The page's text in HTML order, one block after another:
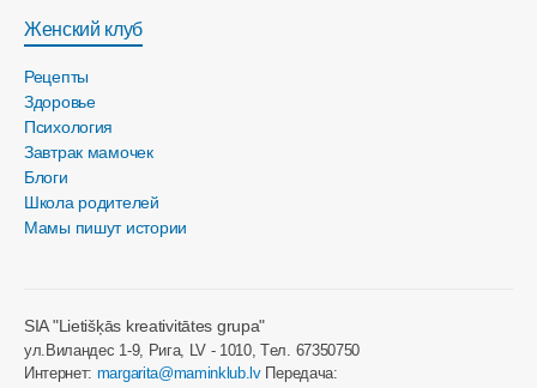
Женский клуб
Рецепты
Здоровье
Психология
Завтрак мамочек
Блоги
Школа родителей
Мамы пишут истории
SIA "Lietišķās kreativitātes grupa"
ул.Виландес 1-9, Рига, LV - 1010, Tел. 67350750
Интернет: margarita@maminklub.lvПередача: